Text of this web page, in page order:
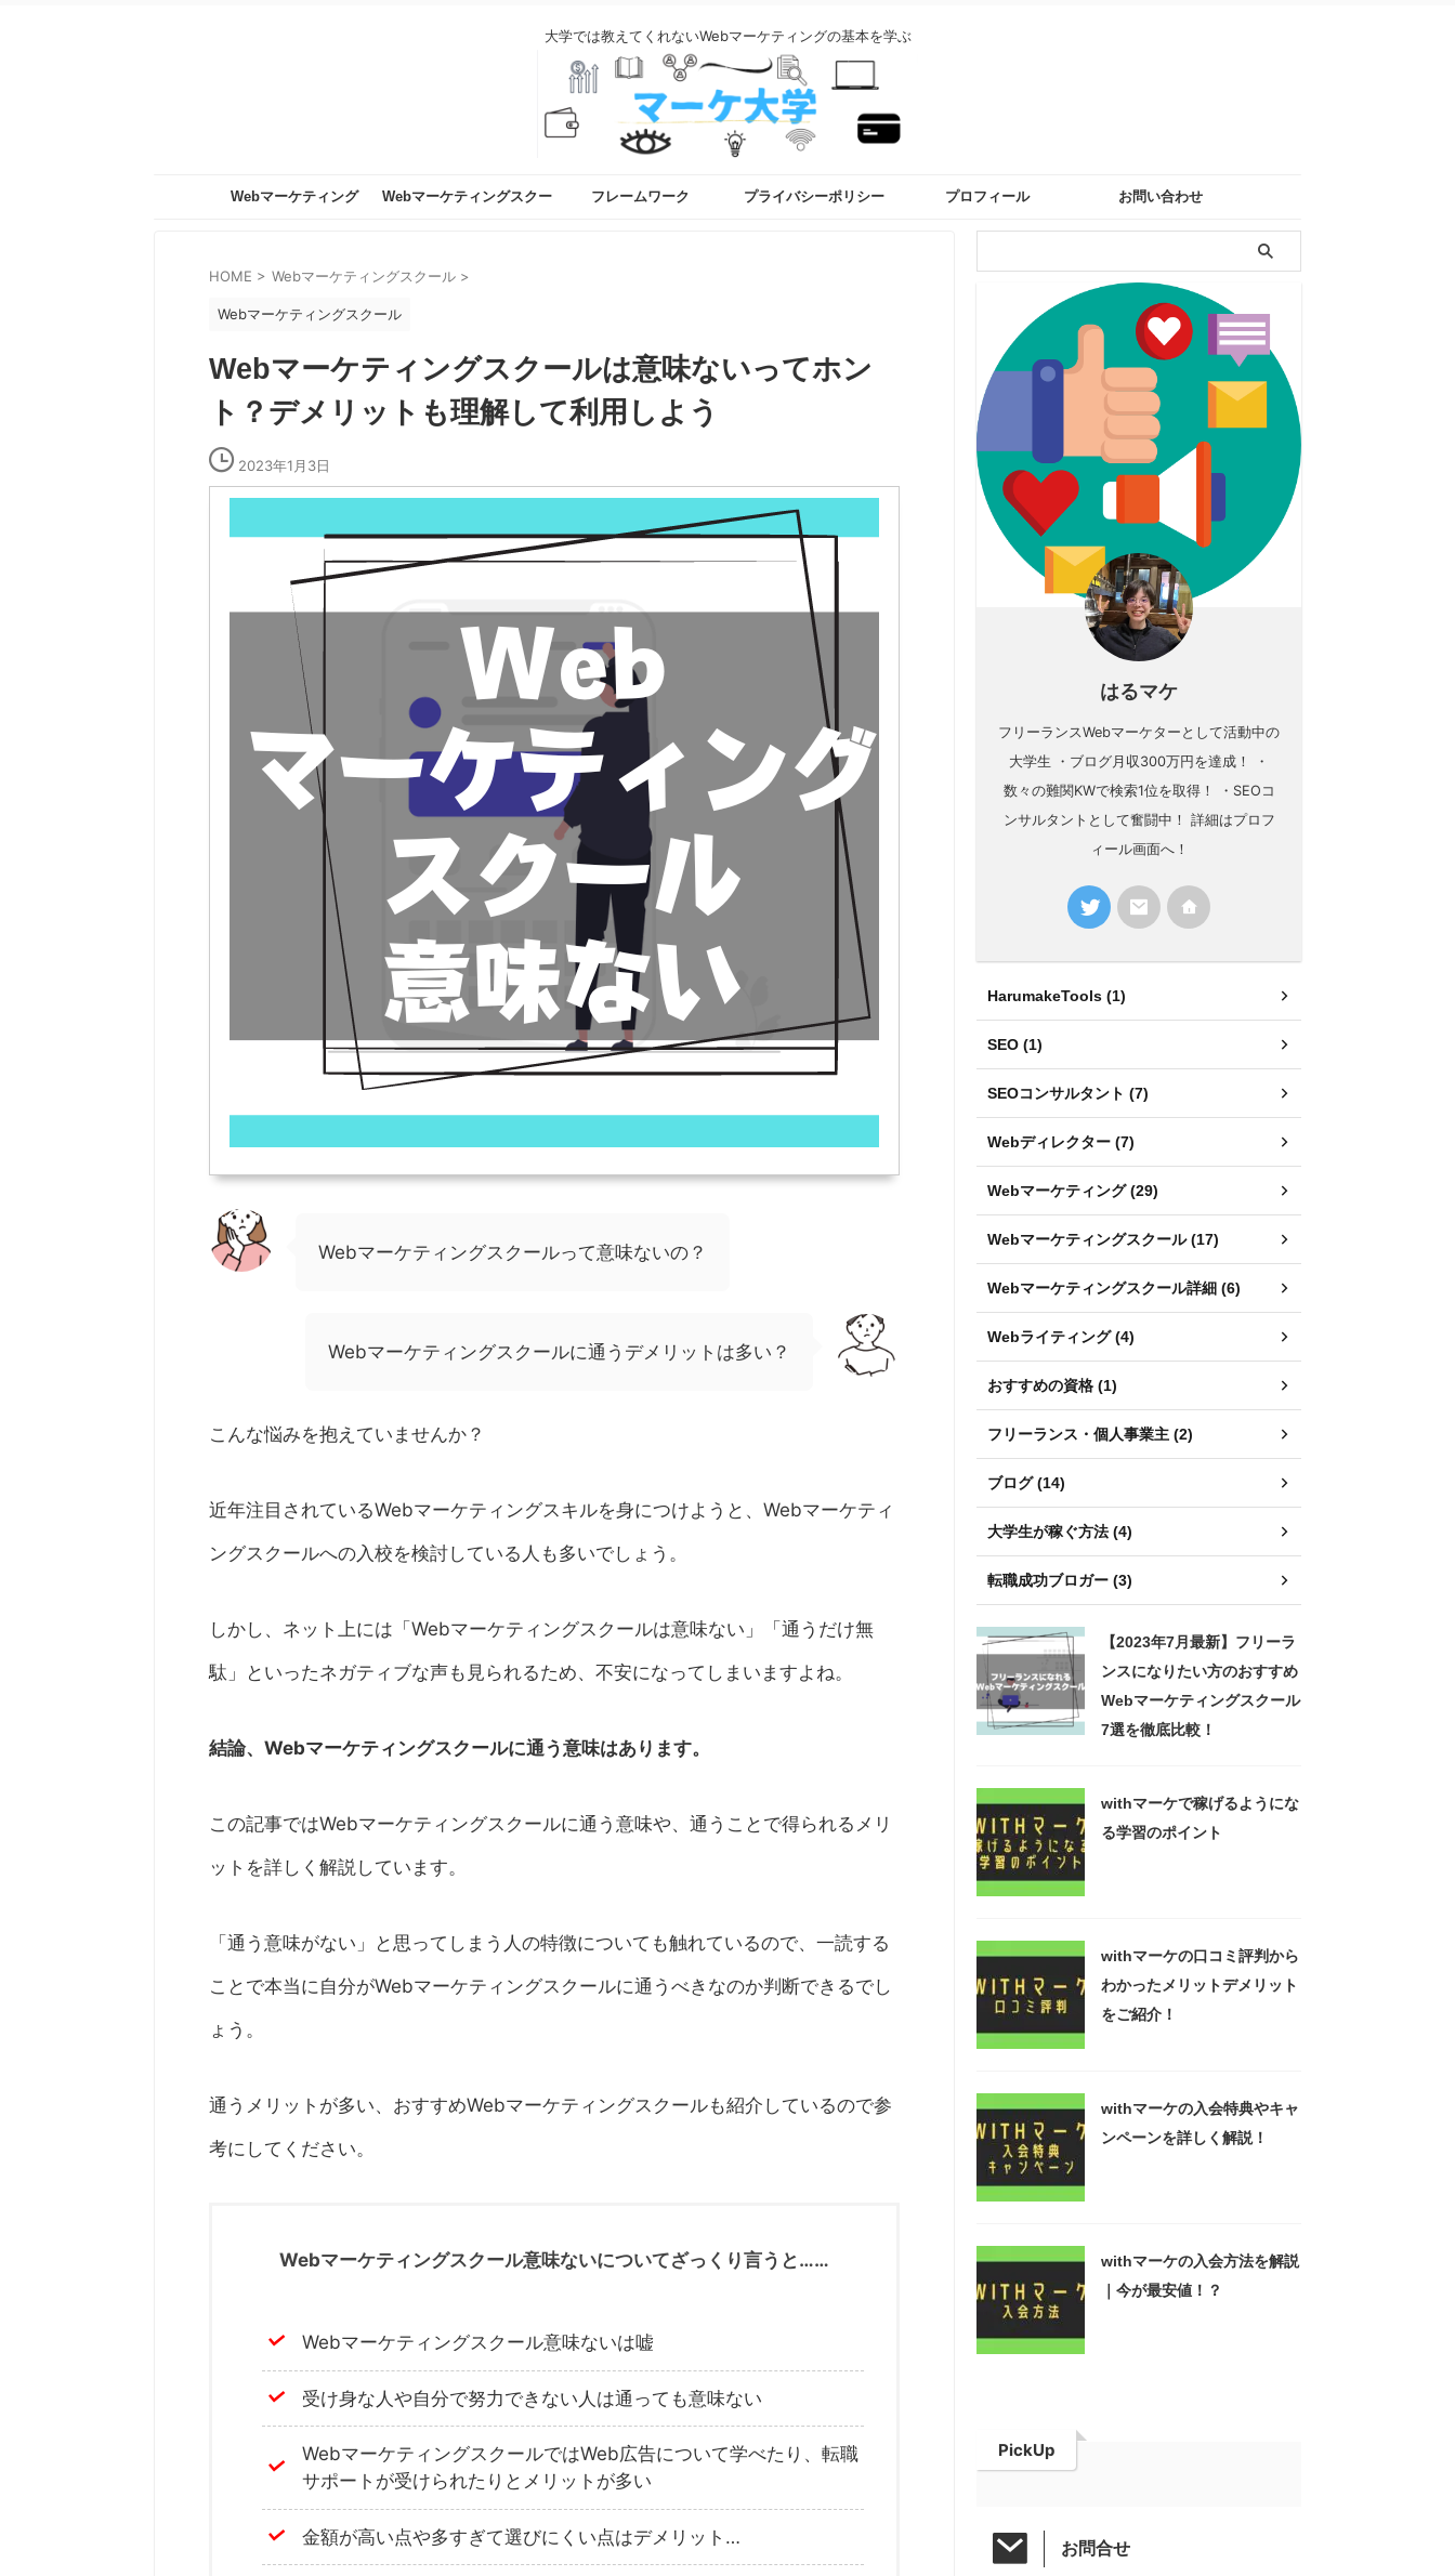
大学では教えてくれないWebマーケティングの基本を学ぶ
Webマーケティング Webマーケティングスクー フレームワーク プライバシーポリシー プロフィール お問い合わせ
HOME > Webマーケティングスクール >
Webマーケティングスクール
Webマーケティングスクールは意味ないってホン
ト？デメリットも理解して利用しよう
2023年1月3日
Webマーケティングスクールって意味ないの？
Webマーケティングスクールに通うデメリットは多い？
こんな悩みを抱えていませんか？
近年注目されているWebマーケティングスキルを身につけようと、Webマーケティ
ングスクールへの入校を検討している人も多いでしょう。
しかし、ネット上には「Webマーケティングスクールは意味ない」「通うだけ無
駄」といったネガティブな声も見られるため、不安になってしまいますよね。
結論、Webマーケティングスクールに通う意味はあります。
この記事ではWebマーケティングスクールに通う意味や、通うことで得られるメリ
ットを詳しく解説しています。
「通う意味がない」と思ってしまう人の特徴についても触れているので、一読する
ことで本当に自分がWebマーケティングスクールに通うべきなのか判断できるでし
ょう。
通うメリットが多い、おすすめWebマーケティングスクールも紹介しているので参
考にしてください。
Webマーケティングスクール意味ないについてざっくり言うと……
Webマーケティングスクール意味ないは嘘
受け身な人や自分で努力できない人は通っても意味ない
WebマーケティングスクールではWeb広告について学べたり、転職
サポートが受けられたりとメリットが多い
金額が高い点や多すぎて選びにくい点はデメリット…
はるマケ
フリーランスWebマーケターとして活動中の
大学生 ・ブログ月収300万円を達成！ ・
数々の難関KWで検索1位を取得！ ・SEOコ
ンサルタントとして奮闘中！ 詳細はプロフ
ィール画面へ！
HarumakeTools (1)
SEO (1)
SEOコンサルタント (7)
Webディレクター (7)
Webマーケティング (29)
Webマーケティングスクール (17)
Webマーケティングスクール詳細 (6)
Webライティング (4)
おすすめの資格 (1)
フリーランス・個人事業主 (2)
ブログ (14)
大学生が稼ぐ方法 (4)
転職成功ブロガー (3)
【2023年7月最新】フリーラ
ンスになりたい方のおすすめ
Webマーケティングスクール
7選を徹底比較！
withマーケで稼げるようにな
る学習のポイント
withマーケの口コミ評判から
わかったメリットデメリット
をご紹介！
withマーケの入会特典やキャ
ンペーンを詳しく解説！
withマーケの入会方法を解説
｜今が最安値！？
PickUp
お問合せ